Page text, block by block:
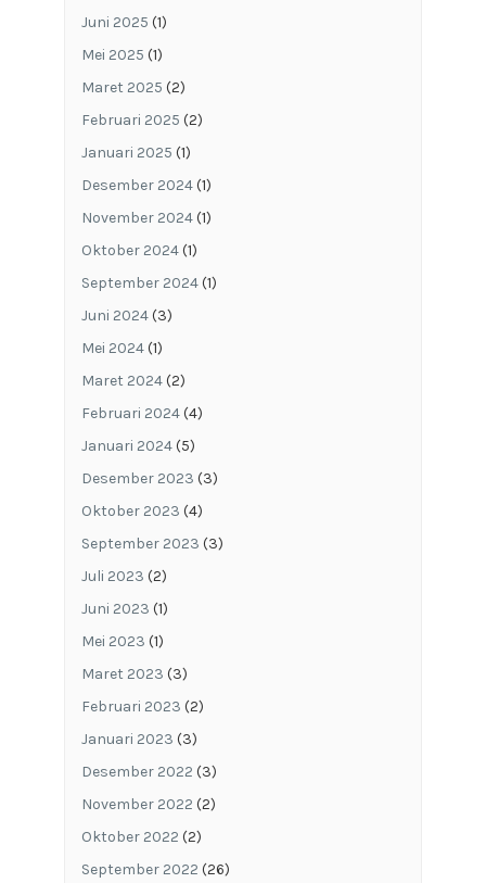
Juni 2025 (1)
Mei 2025 (1)
Maret 2025 (2)
Februari 2025 (2)
Januari 2025 (1)
Desember 2024(1)
November 2024(1)
Oktober 2024(1)
September 2024(1)
Juni 2024(3)
Mei 2024(1)
Maret 2024(2)
Februari 2024(4)
Januari 2024(5)
Desember 2023 (3)
Oktober 2023 (4)
September 2023 (3)
Juli 2023 (2)
Juni 2023 (1)
Mei 2023 (1)
Maret 2023 (3)
Februari 2023 (2)
Januari 2023 (3)
Desember 2022 (3)
November 2022 (2)
Oktober 2022 (2)
September 2022 (26)